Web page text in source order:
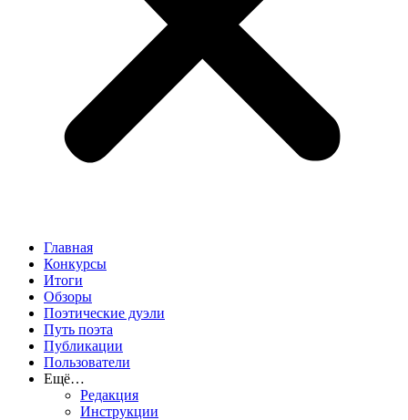
Главная
Конкурсы
Итоги
Обзоры
Поэтические дуэли
Путь поэта
Публикации
Пользователи
Ещё…
Редакция
Инструкции